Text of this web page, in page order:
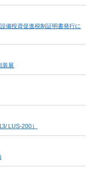
備投資促進税制証明書発行に
装展
LUS-200）